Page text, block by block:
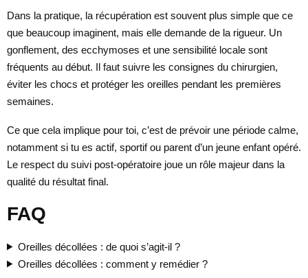
Dans la pratique, la récupération est souvent plus simple que ce
que beaucoup imaginent, mais elle demande de la rigueur. Un
gonflement, des ecchymoses et une sensibilité locale sont
fréquents au début. Il faut suivre les consignes du chirurgien,
éviter les chocs et protéger les oreilles pendant les premières
semaines.
Ce que cela implique pour toi, c’est de prévoir une période calme,
notamment si tu es actif, sportif ou parent d’un jeune enfant opéré.
Le respect du suivi post-opératoire joue un rôle majeur dans la
qualité du résultat final.
FAQ
Oreilles décollées : de quoi s’agit-il ?
Oreilles décollées : comment y remédier ?